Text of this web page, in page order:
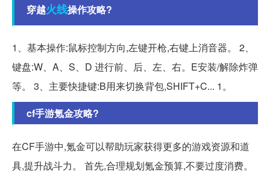
穿越火线操作攻略?
1、基本操作:鼠标控制方向,左键开枪,右键上消音器。 2、
键盘:W、A、S、D 进行前、后、左、右。E安装/解除炸弹
等。 3、主要快捷键:B用来切换背包,SHIFT+C... 1。
cf手游氪金攻略?
在CF手游中,氪金可以帮助玩家获得更多的游戏资源和道
具,提升战斗力。 首先,合理规划氪金预算,不要过度消费。